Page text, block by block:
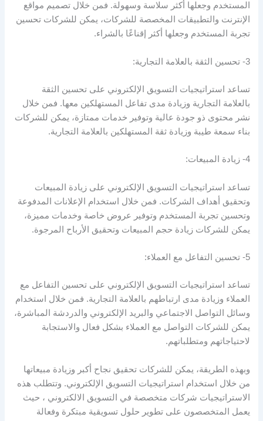
المستخدم وجعلها أكثر سلاسة وسهولة. فمن خلال تصميم مواقع
الإنترنت والتطبيقات المخصصة للشركات، يمكن للشركات تحسين
تجربة المستخدم وجعلها أكثر إقناعًا بالشراء.
3- تحسين الثقة بالعلامة التجارية:
تساعد استراتيجيات التسويق الإلكتروني على تحسين الثقة
بالعلامة التجارية وزيادة مدى تفاعل المستهلكين معها. فمن خلال
نشر محتوى ذو جودة عالية وتوفير خدمات ممتازة، يمكن للشركات
بناء سمعة طيبة وزيادة ثقة المستهلكين بالعلامة التجارية.
4- زيادة المبيعات:
تساعد استراتيجيات التسويق الإلكتروني على زيادة المبيعات
وتحقيق أهداف الشركات. فمن خلال استخدام الإعلانات المدفوعة
وتحسين تجربة المستخدم وتوفير عروض خاصة وخدمات مميزة،
يمكن للشركات زيادة حجم المبيعات وتحقيق الأرباح المرجوة.
5- تحسين التفاعل مع العملاء:
تساعد استراتيجيات التسويق الإلكتروني على تحسين التفاعل مع
العملاء وزيادة مدى ارتباطهم بالعلامة التجارية. فمن خلال استخدام
وسائل التواصل الاجتماعي والبريد الإلكتروني والدردشة المباشرة،
يمكن للشركات التواصل مع العملاء بشكل فعال والاستجابة
لاحتياجاتهم ومتطلباتهم.
وبهذه الطريقة، يمكن للشركات تحقيق نجاح أكبر وزيادة مبيعاتها
من خلال استخدام استراتيجيات التسويق الإلكتروني. وتتطلب هذه
الاستراتيجيات شركات متخصصة في التسويق الالكتروني ، حيث
يعمل المتخصصون على تطوير حلول تسويقية مبتكرة وفعالة